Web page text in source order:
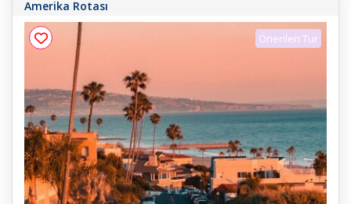
Amerika Rotası
Önerilen Tur